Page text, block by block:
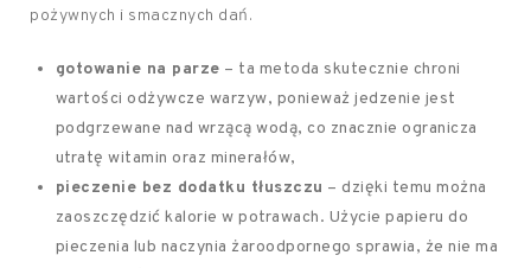
pożywnych i smacznych dań.
gotowanie na parze – ta metoda skutecznie chroni
wartości odżywcze warzyw, ponieważ jedzenie jest
podgrzewane nad wrzącą wodą, co znacznie ogranicza
utratę witamin oraz minerałów,
pieczenie bez dodatku tłuszczu – dzięki temu można
zaoszczędzić kalorie w potrawach. Użycie papieru do
pieczenia lub naczynia żaroodpornego sprawia, że nie ma